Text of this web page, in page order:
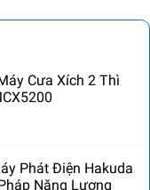
Cưa Xích 2 Thì
Phát Điện Hakuda
Năng Lượng